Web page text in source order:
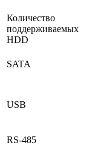
Количество
поддерживаемых
HDD
SATA
USB
RS-485